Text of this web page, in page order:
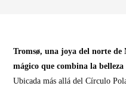
Tromsø, una joya del norte de
mágico que combina la
Ubicada más allá del Círculo